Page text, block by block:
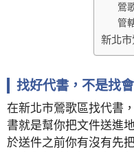
鶯
管
新北
找好代書，不是找
在新北市鶯歌區找代書
書就是幫你把文件送進
於送件之前你有沒有先